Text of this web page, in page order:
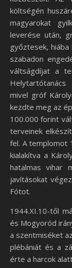
költségén
magyarokat
leverése után,
győztesek,
szabadon
váltságdíjat a
mivel gróf
kezdte meg az
100.000 forint
terveinek
fel. A templomot
kialakítva a
hatalmas vihar
javításokat
Fótot.
1944.XI.10-től
és Mogyoród
a szentmiséket
plébániát és a
érte a harcok